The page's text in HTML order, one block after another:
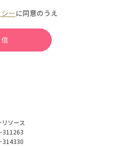
ーに同意のうえ
ソース
311263